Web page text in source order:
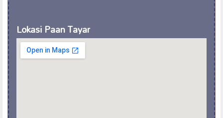
Lokasi Paan Tayar